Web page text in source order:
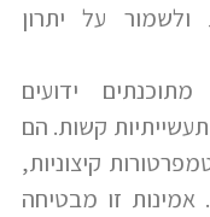
על יתרון
ידועים
קשות. הם
קיצוניות,
אמינות זו מבטיחה